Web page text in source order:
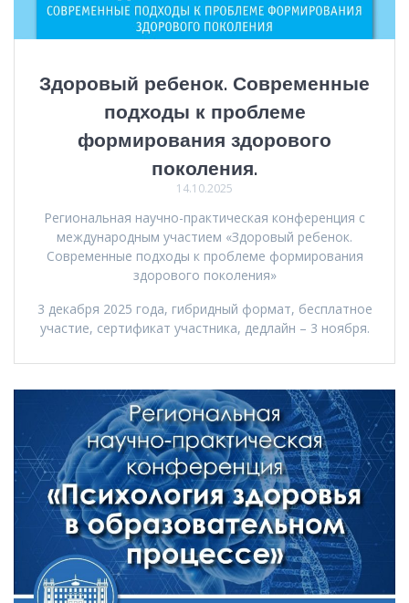
Здоровый ребенок. Современные
подходы к проблеме
формирования здорового
поколения.
14.10.2025
Региональная научно-практическая конференция с
международным участием «Здоровый ребенок.
Современные подходы к проблеме формирования
здорового поколения»
3 декабря 2025 года, гибридный формат, бесплатное
участие, сертификат участника, дедлайн – 3 ноября.